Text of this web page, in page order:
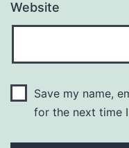
Website
Save my name,
for the next time